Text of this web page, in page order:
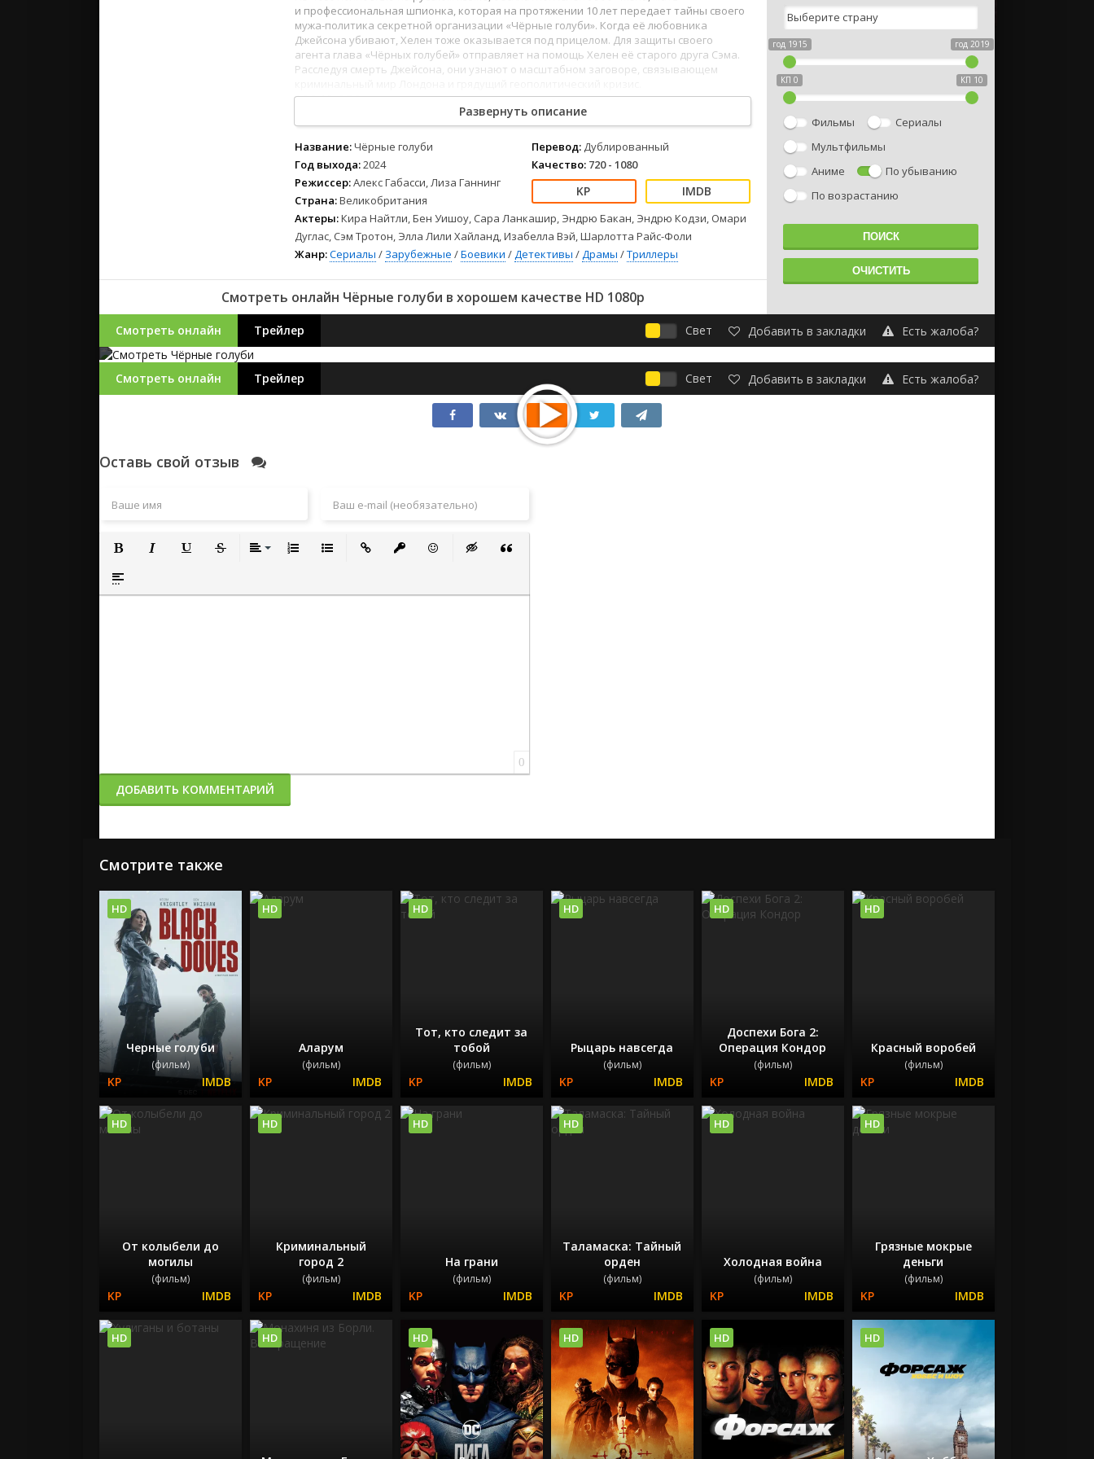
2022
2021
Зарубежные
Детские
Драмы
Комедии
Спорт
Триллеры
Ужасы
2022
2021
Зарубежные
Фильмы из соцетей
и профессиональная шпионка, которая на протяжении 10 лет передает тайны своего
мужа-политика секретной организации «Чёрные голуби». Когда её любовника
Джейсона убивают, Хелен тоже оказывается под прицелом. Для защиты своего
агента глава «Чёрных голубей» отправляет на помощь Хелен её старого друга Сэма.
Расследуя смерть Джейсона, они узнают о масштабном заговоре, связывающем
12345 678
Развернуть описание
Название:Чёрные голуби
Год выхода:2024
Режиссер:Алекс Габасси, Лиза Ганнинг
Страна:Великобритания
Перевод: Дублированный
Качество: 720 - 1080
Актеры:Кира Найтли, Бен Уишоу, Сара Ланкашир, Эндрю Бакан, Эндрю Кодзи, Омари
Дуглас, Сэм Тротон, Элла Лили Хайланд, Изабелла Вэй, Шарлотта Райс-Фоли
Жанр:Сериалы / Зарубежные /Боевики /Детективы /Драмы /Триллеры
Смотреть онлайн Чёрные голуби в хорошем качестве HD 1080p
год 1915 год 2019
КП 0 КП 10
Фильмы
Сериалы
Мультфильмы
Аниме
По убыванию
По возрастанию
Смотреть онлайн Трейлер Свет Добавить в закладки Есть жалоба?
Смотреть онлайн Трейлер Свет Добавить в закладки Есть жалоба?
Оставь свой отзыв
Полужирный
Вставка спойлера
0
ДОБАВИТЬ КОММЕНТАРИЙ
Смотрите также
Черные голуби
(фильм)
HD
Аларум
(фильм)
HD
Тот, кто следит за
тобой
(фильм)
HD
Рыцарь навсегда
(фильм)
HD
Доспехи Бога 2:
Операция Кондор
(фильм)
HD
Красный воробей
(фильм)
HD
От колыбели до
могилы
(фильм)
HD
Криминальный
город 2
(фильм)
HD
На грани
(фильм)
HD
Таламаска: Тайный
орден
(фильм)
HD
Холодная война
(фильм)
HD
Грязные мокрые
деньги
(фильм)
HD
HD HD HD HD HD HD